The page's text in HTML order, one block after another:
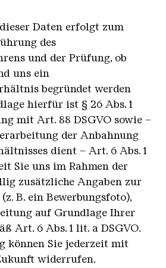
Daten erfolgt zum
des
und der Prüfung, ob
uns ein
begründet werden
hierfür ist § 26 Abs. 1
mit Art. 88 DSGVO sowie –
der Anbahnung
dient – Art. 6 Abs. 1
Sie uns im Rahmen der
zusätzliche Angaben zur
B. ein Bewerbungsfoto),
auf Grundlage Ihrer
Art. 6 Abs. 1 lit. a DSGVO.
können Sie jederzeit mit
widerrufen.